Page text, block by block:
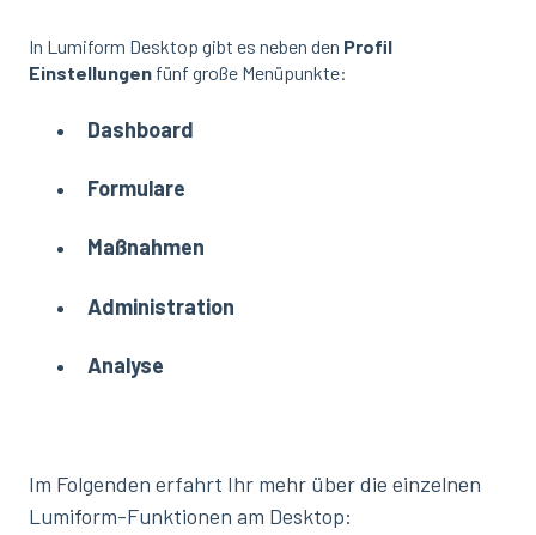
In Lumiform Desktop gibt es neben den Profil
Einstellungen fünf große Menüpunkte:
Dashboard
Formulare
Maßnahmen
Administration
Analyse
Im Folgenden erfahrt Ihr mehr über die einzelnen
Lumiform-Funktionen am Desktop: